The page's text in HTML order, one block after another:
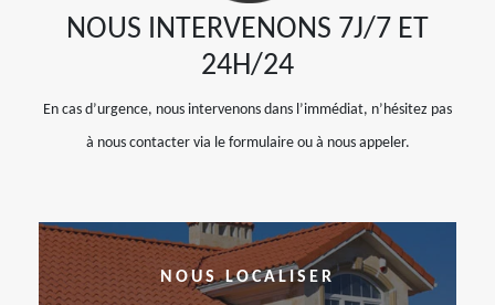
NOUS INTERVENONS 7J/7 ET
24H/24
En cas d’urgence, nous intervenons dans l’immédiat, n’hésitez pas
à nous contacter via le formulaire ou à nous appeler.
NOUS LOCALISER